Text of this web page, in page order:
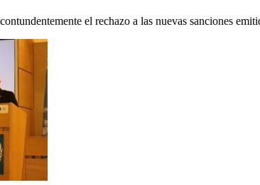
el rechazo a las nuevas sanciones